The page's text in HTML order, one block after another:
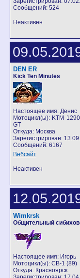
Сообщений: 524
Неактивен
DEN ER
Kick Ten Minutes
Настоящее имя: Денис
Мотоцикл(ы): KTM
GT
Откуда: Москва
Зарегистрирован:
Сообщений: 6167
Вебсайт
Неактивен
Wimkrsk
Общительный
Настоящее имя: Игорь
Мотоцикл(ы): CB-1 (89)
Откуда: Красноярск